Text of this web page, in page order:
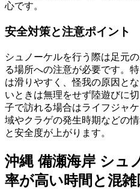
心です。
安全対策と注意ポイント
シュノーケルを行う際は足元
る場所への注意が必要です。
は滑りやすく、怪我の原因と
いときは無理をせず陸遊びに
子で訪れる場合はライフジャ
域やクラゲの発生時期などの
と安全度が上がります。
沖縄 備瀬海岸 シュ
率が高い時間と混